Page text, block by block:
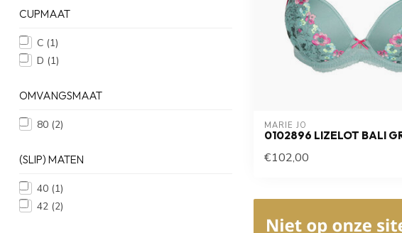
CUPMAAT
C (1)
D (1)
OMVANGSMAAT
80 (2)
(SLIP) MATEN
40 (1)
42 (2)
MARIE JO
0102896 LIZELOT BALI
€102,00